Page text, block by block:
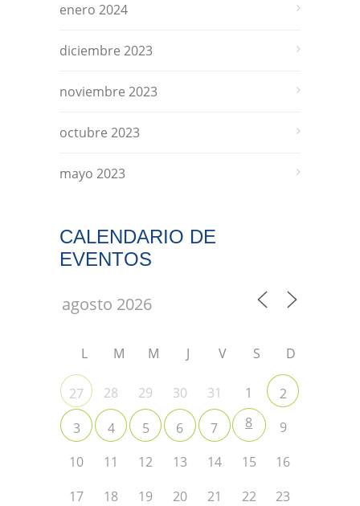
enero 2024
diciembre 2023
noviembre 2023
octubre 2023
mayo 2023
CALENDARIO DE
EVENTOS
L M M J V S D
27 28 29 30 31 1
2
3
4 5 6 7 8
9
10
11 12 13 14 15
16
17
18 19 20 21 22
23